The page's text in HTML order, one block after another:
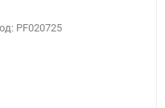
PF020725